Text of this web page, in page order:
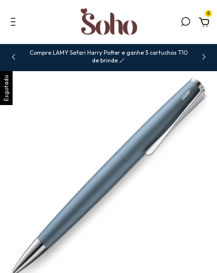
0
Compre LAMY Safari Harry Potter e ganhe 5 cartuchos T10
de brinde 🪄
Esgotado